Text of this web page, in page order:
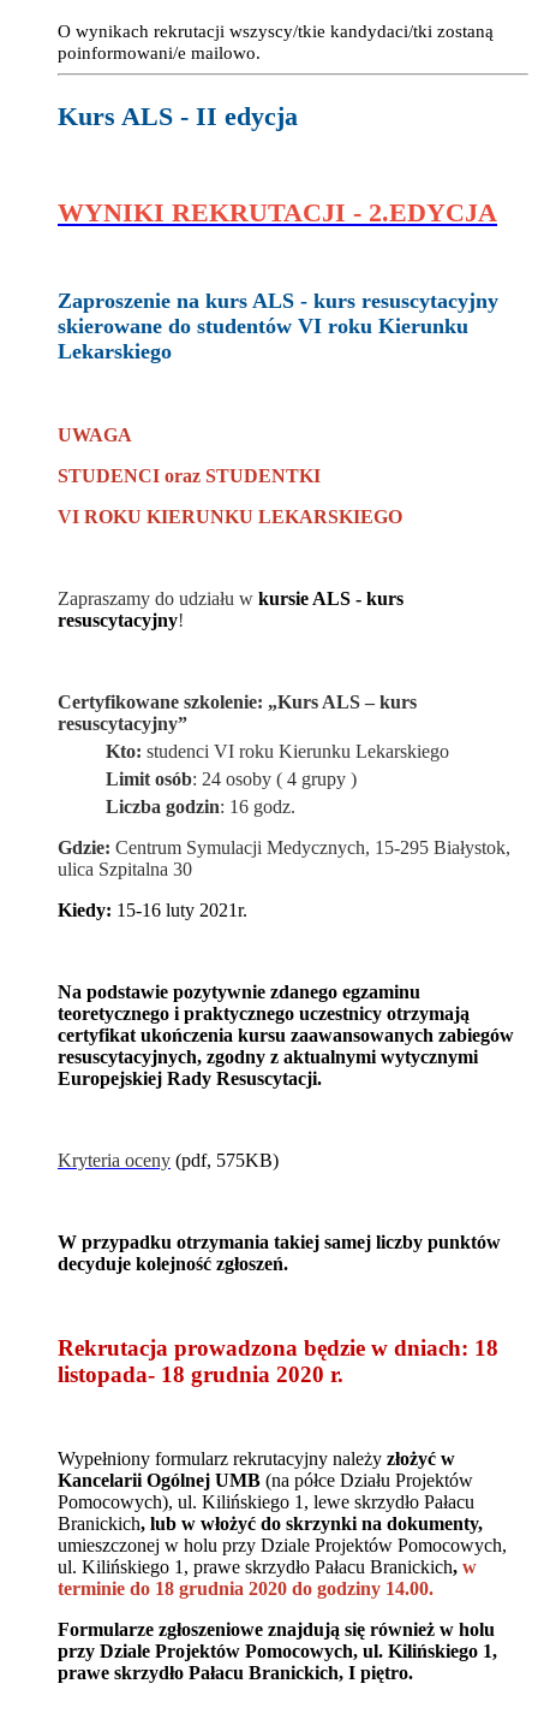
O wynikach rekrutacji wszyscy/tkie kandydaci/tki zostaną
poinformowani/e mailowo.
Kurs ALS - II edycja
WYNIKI REKRUTACJI - 2.EDYCJA
Zaproszenie na kurs ALS - kurs resuscytacyjny
skierowane do studentów VI roku Kierunku
Lekarskiego
UWAGA
STUDENCI oraz STUDENTKI
VI ROKU KIERUNKU LEKARSKIEGO
Zapraszamy do udziału w kursie ALS - kurs
resuscytacyjny!
Certyfikowane szkolenie: „Kurs ALS – kurs
resuscytacyjny”
Kto: studenci VI roku Kierunku Lekarskiego
Limit osób: 24 osoby ( 4 grupy )
Liczba godzin: 16 godz.
Gdzie: Centrum Symulacji Medycznych, 15-295 Białystok,
ulica Szpitalna 30
Kiedy: 15-16 luty 2021r.
Na podstawie pozytywnie zdanego egzaminu
teoretycznego i praktycznego uczestnicy otrzymają
certyfikat ukończenia kursu zaawansowanych zabiegów
resuscytacyjnych, zgodny z aktualnymi wytycznymi
Europejskiej Rady Resuscytacji.
Kryteria oceny (pdf, 575KB)
W przypadku otrzymania takiej samej liczby punktów
decyduje kolejność zgłoszeń.
Rekrutacja prowadzona będzie w dniach: 18
listopada- 18 grudnia 2020 r.
Wypełniony formularz rekrutacyjny należy złożyć w
Kancelarii Ogólnej UMB (na półce Działu Projektów
Pomocowych), ul. Kilińskiego 1, lewe skrzydło Pałacu
Branickich, lub w włożyć do skrzynki na dokumenty,
umieszczonej w holu przy Dziale Projektów Pomocowych,
ul. Kilińskiego 1, prawe skrzydło Pałacu Branickich, w
terminie do 18 grudnia 2020 do godziny 14.00.
Formularze zgłoszeniowe znajdują się również w holu
przy Dziale Projektów Pomocowych, ul. Kilińskiego 1,
prawe skrzydło Pałacu Branickich, I piętro.